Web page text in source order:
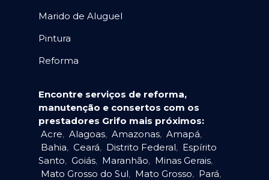
Marido de Aluguel
Pintura
Reforma
Encontre serviços de reforma,
manutenção e consertos com os
prestadores Grifo mais próximos:
Acre, Alagoas, Amazonas, Amapá,
Bahia, Ceará, Distrito Federal, Espírito
Santo, Goiás, Maranhão, Minas Gerais,
Mato Grosso do Sul, Mato Grosso, Pará,